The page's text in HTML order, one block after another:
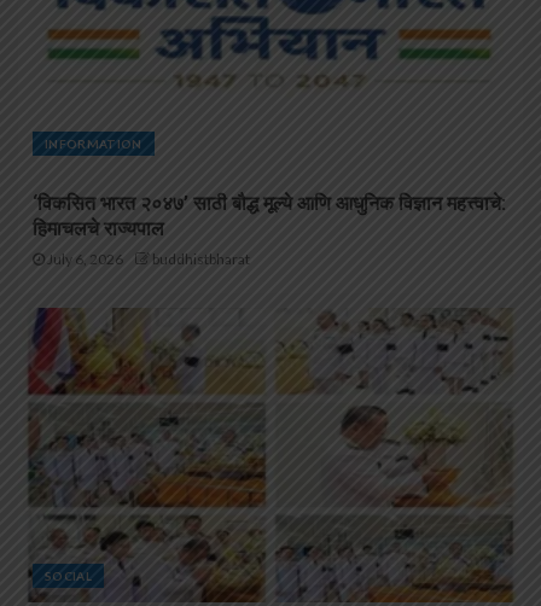
INFORMATION
‘विकसित भारत २०४७’ साठी बौद्ध मूल्ये आणि आधुनिक विज्ञान महत्त्वाचे:
हिमाचलचे राज्यपाल
July 6, 2026 buddhistbharat
SOCIAL